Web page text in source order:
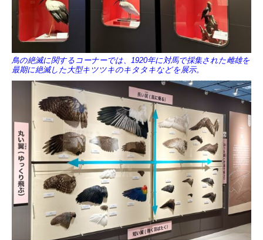
鳥の絶滅に関するコーナーでは、1920年に対馬で採集された雌雄を
最期に絶滅した大型キツツキのキタタキなどを展示。